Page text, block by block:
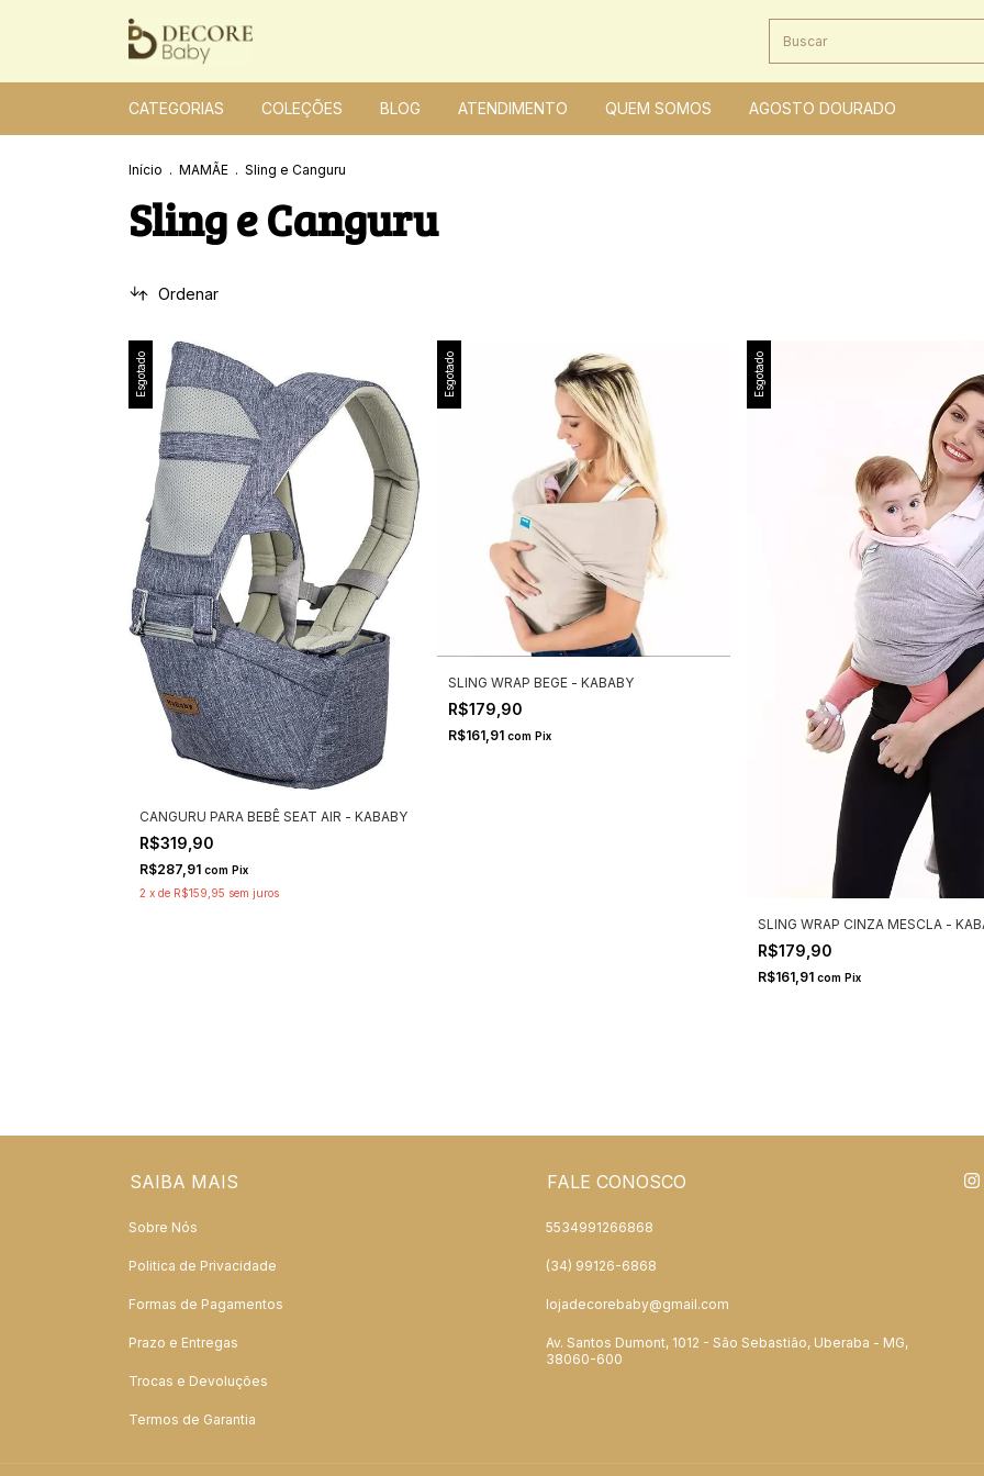
CATEGORIAS COLEÇÕES BLOG ATENDIMENTO QUEM SOMOS AGOSTO DOURADO
Início . MAMÃE . Sling e Canguru
Sling e Canguru
Ordenar
Esgotado
CANGURU PARA BEBÊ SEAT AIR - KABABY
R$319,90
R$287,91 com Pix
2 x de R$159,95 sem juros
Esgotado
SLING WRAP BEGE - KABABY
R$179,90
R$161,91com Pix
Esgotado
SLING WRAP CINZA MESCLA -
R$179,90
R$161,91 com Pix
SAIBA MAIS
Sobre Nós
Politica de Privacidade
Formas de Pagamentos
Prazo e Entregas
Trocas e Devoluções
Termos de Garantia
FALE CONOSCO
5534991266868
(34) 99126-6868
lojadecorebaby@gmail.com
Av. Santos Dumont, 1012 - São Sebastião, Uberaba - MG,
38060-600